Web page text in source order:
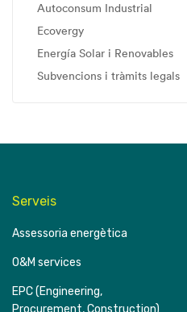
Autoconsum Industrial
Ecovergy
Energía Solar i Renovables
Subvencions i tràmits legals
Serveis
Assessoria energètica
O&M services
EPC (Engineering,